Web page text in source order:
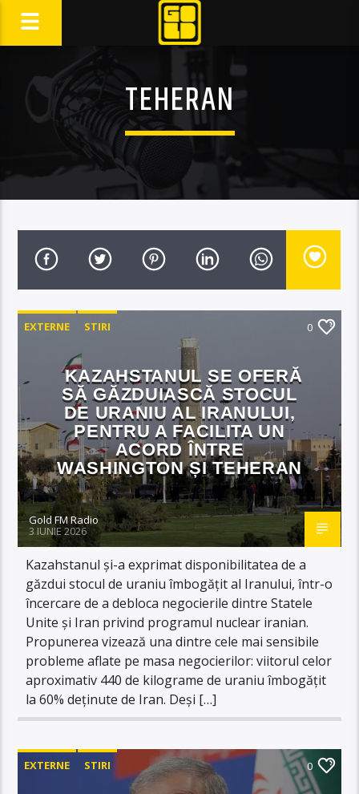
TEHERAN
EXTERNE STIRI 0
KAZAHSTANUL SE OFERĂ
SĂ GĂZDUIASCĂ STOCUL
DE URANIU AL IRANULUI,
PENTRU A FACILITA UN
ACORD ÎNTRE
WASHINGTON ȘI TEHERAN
Gold FM Radio
3 IUNIE 2026
Kazahstanul și-a exprimat disponibilitatea de a
găzdui stocul de uraniu îmbogățit al Iranului, într-o
încercare de a debloca negocierile dintre Statele
Unite și Iran privind programul nuclear iranian.
Propunerea vizează una dintre cele mai sensibile
probleme aflate pe masa negocierilor: viitorul celor
aproximativ 440 de kilograme de uraniu îmbogățit
la 60% deținute de Iran. Deși […]
EXTERNE STIRI 0